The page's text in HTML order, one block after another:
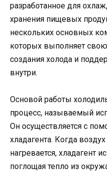
разработанное для
хранения пищевых
нескольких основных
которых выполняет
создания холода и
внутри.
Основой работы
процесс, называемый
Он осуществляется с
хладагента. Когда
нагревается, хладагент
поглощая тепло из